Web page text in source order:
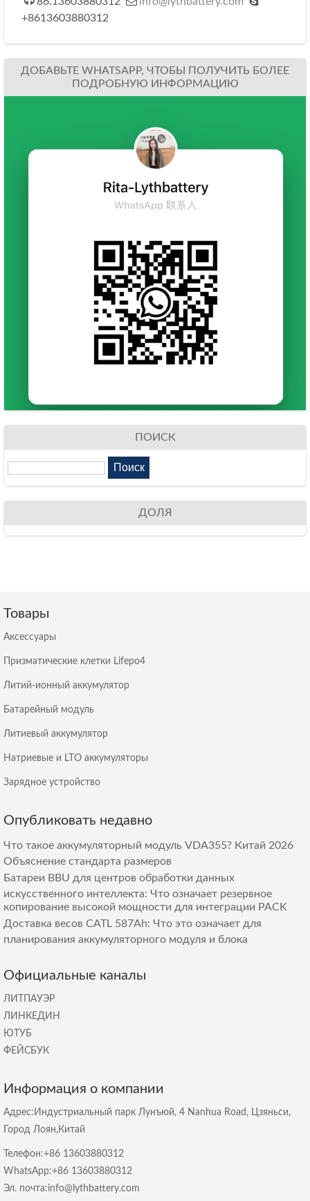
+8613603880312
ДОБАВЬТЕ WHATSAPP, ЧТОБЫ ПОЛУЧИТЬ БОЛЕЕ
ПОДРОБНУЮ ИНФОРМАЦИЮ
ПОИСК
ДОЛЯ
Товары
Аксессуары
Призматические клетки Lifepo4
Литий-ионный аккумулятор
Батарейный модуль
Литиевый аккумулятор
Натриевые и LTO аккумуляторы
Зарядное устройство
Опубликовать недавно
Что такое аккумуляторный модуль VDA355? Китай 2026
Объяснение стандарта размеров
Батареи BBU для центров обработки данных
искусственного интеллекта: Что означает резервное
копирование высокой мощности для интеграции PACK
Доставка весов CATL 587Ah: Что это означает для
планирования аккумуляторного модуля и блока
Официальные каналы
ЛИТПАУЭР
ЛИНКЕДИН
ЮТУБ
ФЕЙСБУК
Информация о компании
Адрес:Индустриальный парк Лунъюй, 4 Nanhua Road, Цзяньси,
Город Лоян,Китай
Телефон:+86 13603880312
WhatsApp:+86 13603880312
Эл. почта:info@lythbattery.com